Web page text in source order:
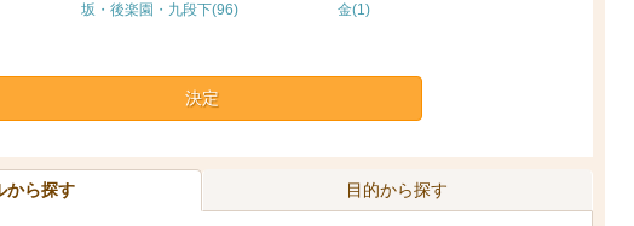
坂・後楽園・九段下(96)
金(1)
決定
から探す 目的から探す